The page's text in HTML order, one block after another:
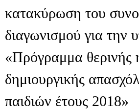
κατακύρωση του
διαγωνισμού για την
«Πρόγραμμα θερινής
δημιουργικής
παιδιών έτους 2018»